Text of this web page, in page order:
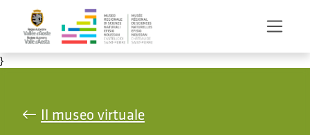
Salta al contenuto principale
}
Il museo virtuale